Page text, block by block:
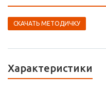
СКАЧАТЬ МЕТОДИЧКУ
Характеристики